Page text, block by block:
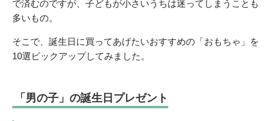
で済むのですが、子どもが小さいうちは迷ってしまうことも
多いもの。
そこで、誕生日に買ってあげたいおすすめの「おもちゃ」を
10選ピックアップしてみました。
「男の子」の誕生日プレゼント